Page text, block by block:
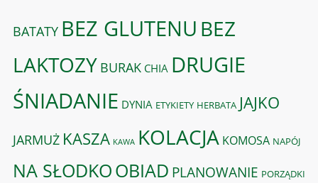
BATATY BEZ GLUTENU BEZ
LAKTOZY BURAK CHIA DRUGIE
ŚNIADANIE DYNIA ETYKIETY HERBATA JAJKO
JARMUŻ KASZA KAWA KOLACJA KOMOSA NAPÓJ
NA SŁODKOOBIAD PLANOWANIE PORZĄDKI